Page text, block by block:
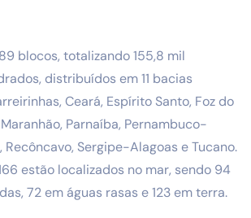
blocos, totalizando 155,8 mil
distribuídos em 11 bacias
Ceará, Espírito Santo, Foz do
Parnaíba, Pernambuco-
Recôncavo, Sergipe-Alagoas e Tucano.
estão localizados no mar, sendo 94
72 em águas rasas e 123 em terra.